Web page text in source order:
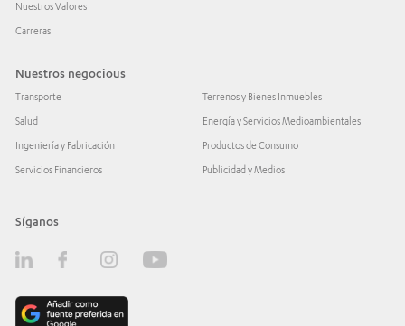
Nuestros Valores
Carreras
Nuestros negocious
Transporte
Salud
Ingeniería y Fabricación
Servicios Financieros
Terrenos y Bienes Inmuebles
Energía y Servicios Medioambientales
Productos de Consumo
Publicidad y Medios
Síganos